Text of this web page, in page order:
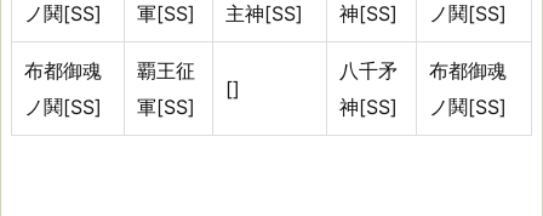
ル：
聖
恨
鎮
ノ鬨[SS]
軍[SS]
主神[SS]
神[SS]
ノ鬨[SS]
布都御魂
ノ鬨[SS]
覇王征
軍[SS]
[]
八千矛
神[SS]
布都御魂
ノ鬨[SS]